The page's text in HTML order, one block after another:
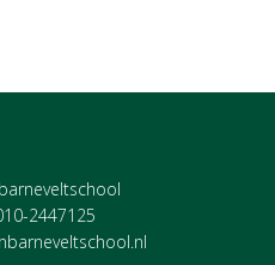
2447125